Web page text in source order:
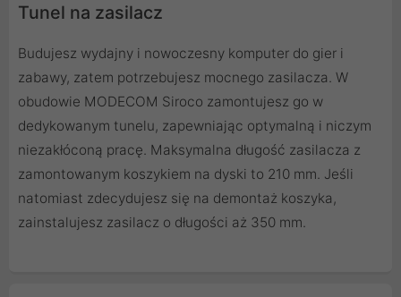
Tunel na zasilacz
Budujesz wydajny i nowoczesny komputer do gier i
zabawy, zatem potrzebujesz mocnego zasilacza. W
obudowie MODECOM Siroco zamontujesz go w
dedykowanym tunelu, zapewniając optymalną i niczym
niezakłóconą pracę. Maksymalna długość zasilacza z
zamontowanym koszykiem na dyski to 210 mm. Jeśli
natomiast zdecydujesz się na demontaż koszyka,
zainstalujesz zasilacz o długości aż 350 mm.